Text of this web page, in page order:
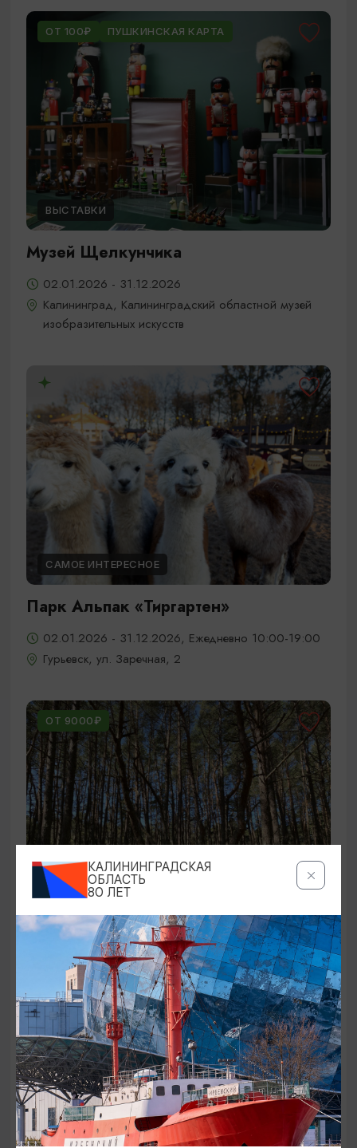
ОТ 100₽ ПУШКИНСКАЯ КАРТА
ВЫСТАВКИ
Музей Щелкунчика
02.01.2026 - 31.12.2026
Калининград, Калининградский областной музей
изобразительных искусств
САМОЕ ИНТЕРЕСНОЕ
Парк Альпак «Тиргартен»
02.01.2026 - 31.12.2026, Ежедневно 10:00-19:00
Гурьевск, ул. Заречная, 2
ОТ 9000₽
ЭКСКУРСИИ УЧРЕЖДЕНИЙ КУЛЬТУРЫ
Аудиоспектакль «Истории Куршской
косы»
01.02.2026 - 31.12.2026, 13:00
Куршская коса
ОТ 2500₽
КАЛИНИНГРАДСКАЯ
ОБЛАСТЬ
80 ЛЕТ